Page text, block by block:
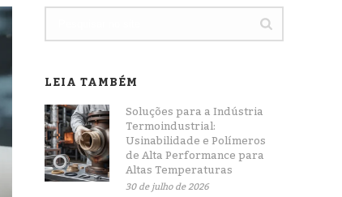
LEIA TAMBÉM
Soluções para a Indústria
Termoindustrial:
Usinabilidade e Polímeros
de Alta Performance para
Altas Temperaturas
30 de julho de 2026